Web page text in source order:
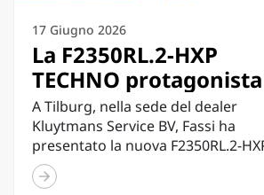
17 Giugno 2026
La F2350RL.2-HXP
TECHNO
Olanda: Fassi presenta
Tilburg la più grande
configurazione
mai realizzata
A Tilburg, nella sede del dealer
Kluytmans Service BV, Fassi ha
presentato la nuova F2350RL.2-
TECHNO nella configurazione a 8...